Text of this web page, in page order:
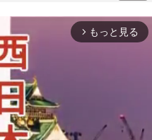
arrow_forward_ios もっと見る